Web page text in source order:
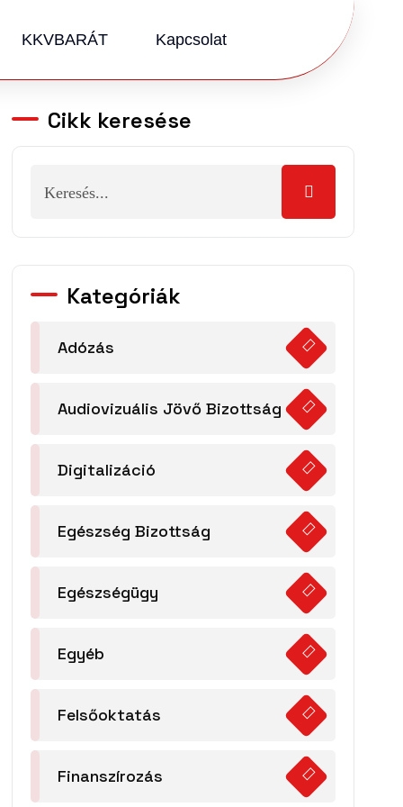
KKVBARÁT Kapcsolat
Cikk keresése
Kategóriák
Adózás
Audiovizuális Jövő Bizottság
Digitalizáció
Egészség Bizottság
Egészségügy
Egyéb
Felsőoktatás
Finanszírozás